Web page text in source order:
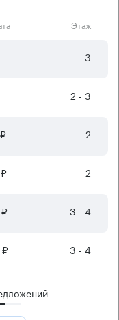
Этаж
3
2 - 3
2
2
3 - 4
3 - 4